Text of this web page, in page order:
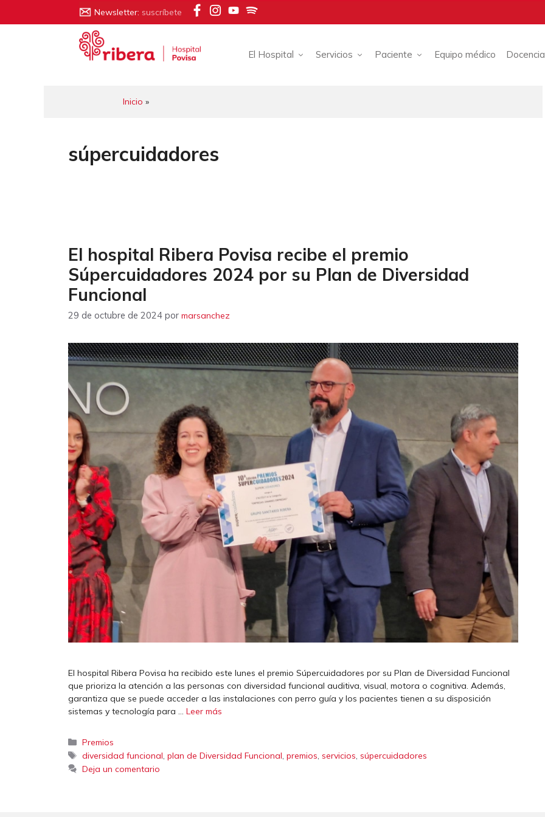
El Hospital Servicios Paciente Equipo médico Docencia
Inicio »
súpercuidadores
El hospital Ribera Povisa recibe el premio
Súpercuidadores 2024 por su Plan de Diversidad
Funcional
29 de octubre de 2024 por marsanchez
El hospital Ribera Povisa ha recibido este lunes el premio Súpercuidadores por su Plan de Diversidad Funcional
que prioriza la atención a las personas con diversidad funcional auditiva, visual, motora o cognitiva. Además,
garantiza que se puede acceder a las instalaciones con perro guía y los pacientes tienen a su disposición
sistemas y tecnología para … Leer más
Categorías
Premios
Etiquetas
diversidad funcional,plan de Diversidad Funcional,premios, servicios, súpercuidadores
Deja un comentario
Newsletter: suscríbete